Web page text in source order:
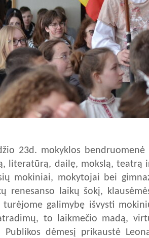
23d. mokyklos
literatūrą, dailę, mokslą, teatrą
mokiniai, mokytojai bei
renesanso laikų šokį,
turėjome galimybę išvysti
to laikmečio madą,
Publikos dėmesį prikaustė